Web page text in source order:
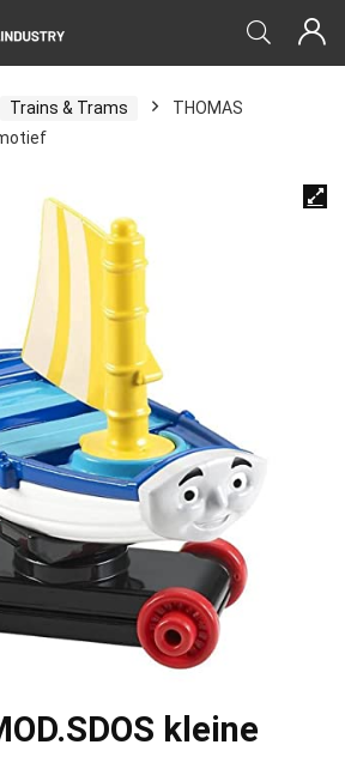
Trains & Trams
THOMAS
kleine